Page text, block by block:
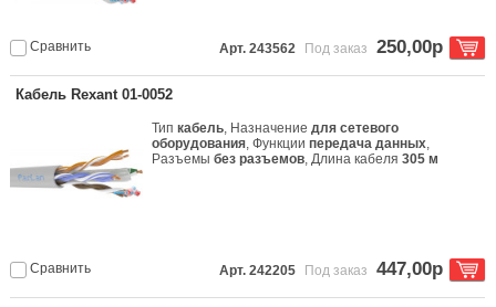
Сравнить Арт. 243562 Под заказ 250,00р
Кабель Rexant 01-0052
Типкабель, Назначениедля сетевого
оборудования, Функциипередача данных,
Разъемыбез разъемов, Длина кабеля305 м
Сравнить Арт. 242205 Под заказ 447,00р